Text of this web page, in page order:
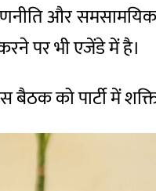
और
पर भी एजेंडे में है।
बैठक को पार्टी में